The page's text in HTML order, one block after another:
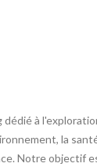
à
la
Notre objectif